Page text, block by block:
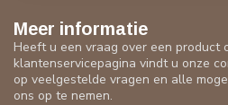
Meer informatie
Heeft u een vraag over een product
klantenservicepagina vindt u onze
op veelgestelde vragen en alle
ons op te nemen.